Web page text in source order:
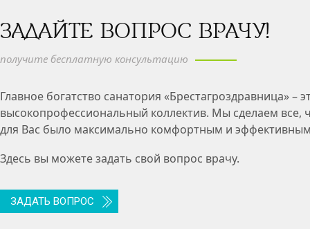
ЗАДАЙТЕ ВОПРОС ВРАЧУ!
получите бесплатную консультацию
Главное богатство санатория «Брестагроздравница» –
высокопрофессиональный коллектив. Мы сделаем все,
для Вас было максимально комфортным и
Здесь вы можете задать свой вопрос врачу.
ЗАДАТЬ ВОПРОС